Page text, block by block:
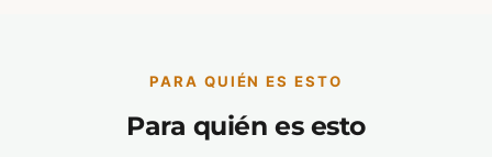
PARA QUIÉN ES ESTO
Para quién es esto